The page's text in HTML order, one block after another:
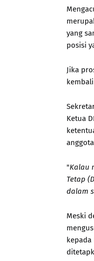
yang
posisi
Jika
Ketua
"Kalau
Tetap
dalam
Meski